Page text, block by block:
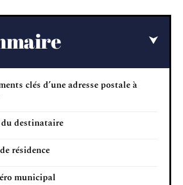
clés d’une adresse postale à
destinataire
résidence
municipal